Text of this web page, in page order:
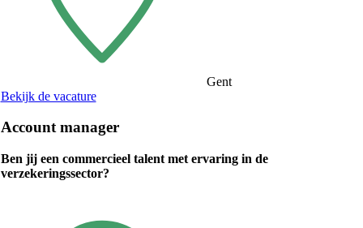
Gent
Bekijk de vacature
Account manager
Ben jij een commercieel talent met ervaring in de
verzekeringssector?